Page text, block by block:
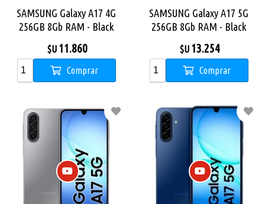
SAMSUNG Galaxy A17 4G
256GB 8Gb RAM - Black
$U 11.860
Comprar
SAMSUNG Galaxy A17 5G
256GB 8Gb RAM - Black
$U 13.254
Comprar